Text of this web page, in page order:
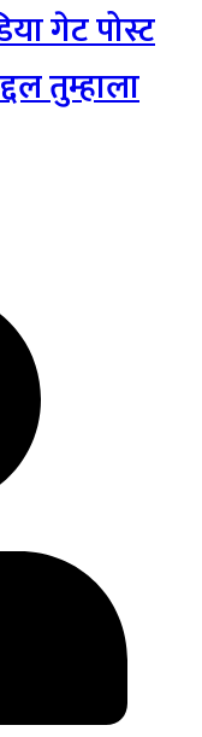
गेट पोस्ट
तुम्हाला